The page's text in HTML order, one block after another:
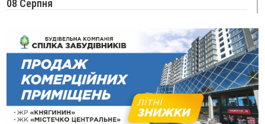
08 Серпня
16:25
До +30°C і майже без опадів: синоптики розповіли про
погоду на Прикарпатті у найближчі дні
15:18
У Франківську мотоцикліст врізався в інший двоколісник,
збив жінку й утік: його розшукали та затримали
15:08
Частина школярів не матимуть фізичних підручників на 1
вересня через російські обстріли — МОН